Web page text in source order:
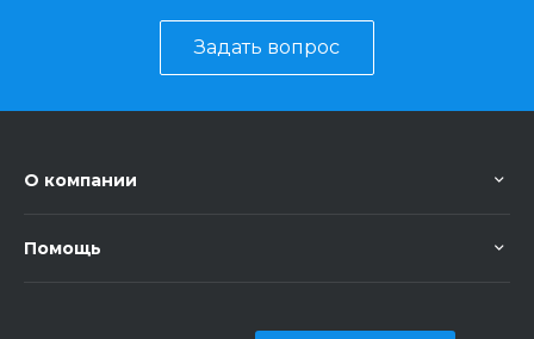
Задать вопрос
О компании
Помощь